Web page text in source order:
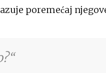
poremećaj